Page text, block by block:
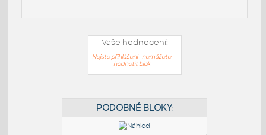
Vaše hodnocení:
Nejste přihlášeni - nemůžete
hodnotit blok